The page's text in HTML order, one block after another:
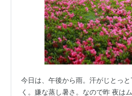
今日は、午後から雨。汗がじとっ
く。嫌な蒸し暑さ。なので昨 夜は